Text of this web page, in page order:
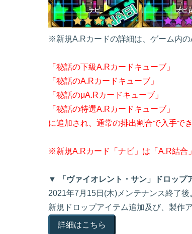
※新規A.Rカードの詳細は、ゲーム内の
「秘話の下級A.Rカードキューブ」
「秘話のA.Rカードキューブ」
「秘話のμA.Rカードキューブ」
「秘話の特選A.Rカードキューブ」
に追加され、通常の排出割合で入手でき
※新規A.Rカード「ナビ」は「A.R結合
▼ 「ヴァイオレント・サン」ドロップ
2021年7月15日(木)メンテナンス終了後
新規ドロップアイテム追加及び、製作
詳細はこちら